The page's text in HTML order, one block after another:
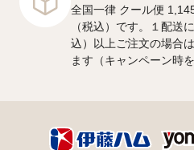
全国一律 クール便
（税込）です。１配送
込）以上ご注文の場合
ます（キャンペーン時を